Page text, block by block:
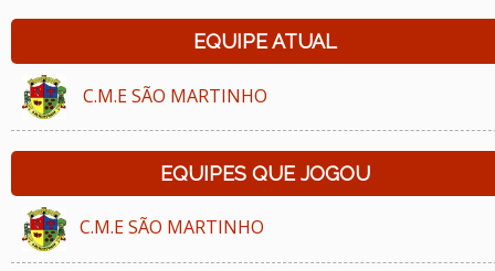
EQUIPE ATUAL
C.M.E SÃO MARTINHO
EQUIPES QUE JOGOU
C.M.E SÃO MARTINHO